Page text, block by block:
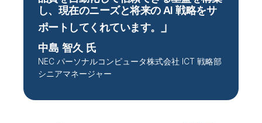
し、現在のニーズと将来の AI 戦略をサ
ポートしてくれています。
中島 智久 氏
NEC パーソナルコンピュータ株式会社 ICT 戦略部
シニアマネージャー